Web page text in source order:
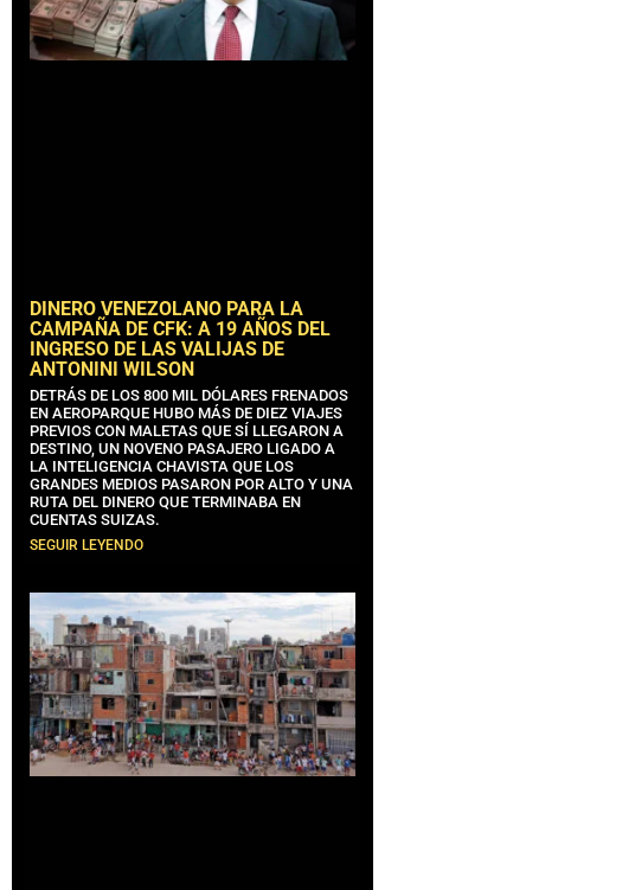
DINERO VENEZOLANO PARA LA
CAMPAÑA DE CFK: A 19 AÑOS DEL
INGRESO DE LAS VALIJAS DE
ANTONINI WILSON
DETRÁS DE LOS 800 MIL DÓLARES FRENADOS
EN AEROPARQUE HUBO MÁS DE DIEZ VIAJES
PREVIOS CON MALETAS QUE SÍ LLEGARON A
DESTINO, UN NOVENO PASAJERO LIGADO A
LA INTELIGENCIA CHAVISTA QUE LOS
GRANDES MEDIOS PASARON POR ALTO Y UNA
RUTA DEL DINERO QUE TERMINABA EN
CUENTAS SUIZAS.
SEGUIR LEYENDO